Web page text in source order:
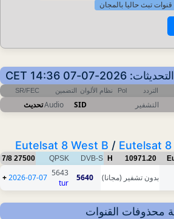
قنوات تبث حاليا بالمجان
التردد Pol نظام الألوان التضمين SR/FEC
التشفير SID
Audioتحديث
Eutelsat 8 West B / Eutelsat 8
10971.20
H
DVB-S
QPSK
27500
7/8
بدون تشفير (مجانا) 5640
5643
tur
2026-07-07
+
محذوفات القنوات